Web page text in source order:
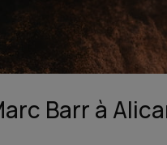
Barr à